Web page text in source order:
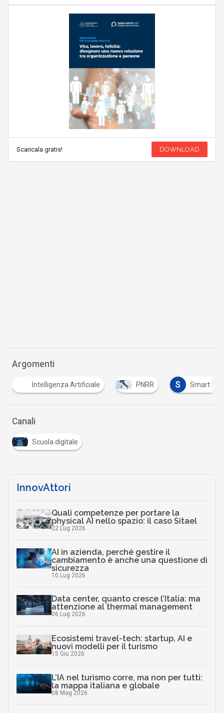
Scaricala gratis! DOWNLOAD
Argomenti
PNRR S Smart working T trasformazione
Canali
Scuola digitale
InnovAttori
Quali competenze per portare la
physical AI nello spazio: il caso Sitael
22 Lug 2026
AI in azienda, perché gestire il
cambiamento è anche una questione di
sicurezza
10 Lug 2026
Data center, quanto cresce l’Italia: ma
attenzione al thermal management
06 Lug 2026
Ecosistemi travel-tech: startup, AI e
nuovi modelli per il turismo
15 Giu 2026
L’IA nel turismo corre, ma non per tutti:
la mappa italiana e globale
08 Mag 2026